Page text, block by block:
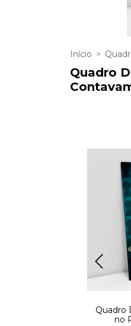
Início >
Quadro
Quadro
no